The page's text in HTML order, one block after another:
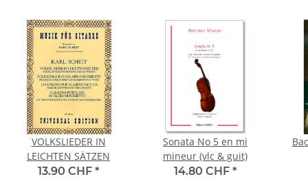
VOLKSLIEDER IN
LEICHTEN SÄTZEN
13.90 CHF *
Sonata No 5 en mi
mineur (vlc & guit)
14.80 CHF *